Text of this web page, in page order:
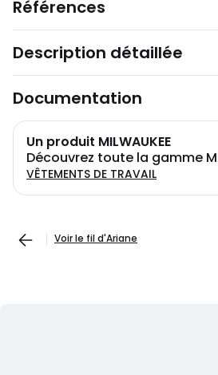
Références
Description détaillée
Documentation
Un produit MILWAUKEE
Découvrez toute la gamme
VÊTEMENTS DE TRAVAIL
Voir le fil d'Ariane